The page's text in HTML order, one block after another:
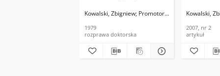
odniesienia
Kowalski, Zbigniew Promotor: doc. dr hab. inż.
1979
rozprawa doktorska
układów
Instytutu
2
Kowalski,
2007, nr 2
artykuł